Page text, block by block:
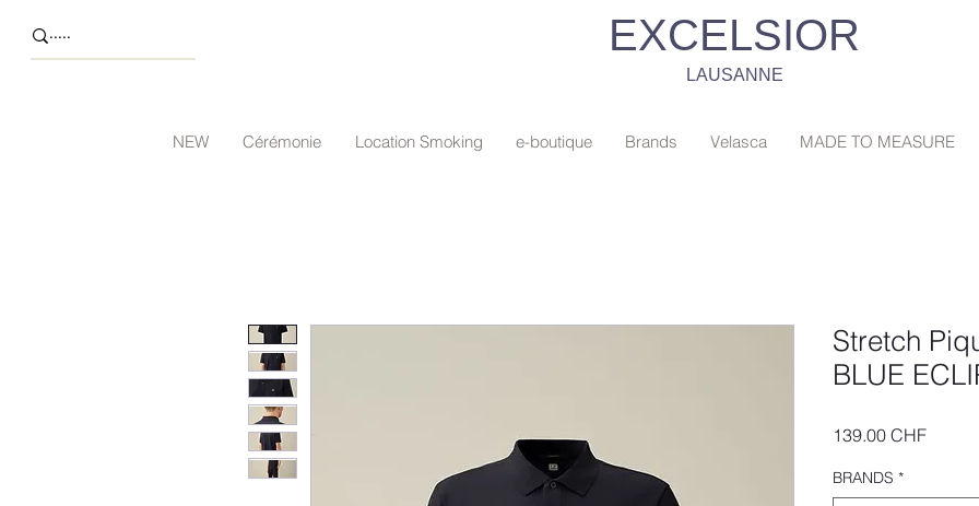
EXCELSIOR
LAUSANNE
NEW Cérémonie Location Smoking e-boutique Brands Velasca MADE TO MEASURE
Stretch
BLUE
139.00 CHFPrix
BRANDS *